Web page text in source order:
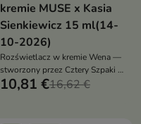
kremie MUSE x Kasia
Sienkiewicz 15 ml(14-
10-2026)
Rozświetlacz w kremie Wena —
stworzony przez Cztery Szpaki i
Kasię Sienkiewicz — nadaje
10,81 €16,62 €